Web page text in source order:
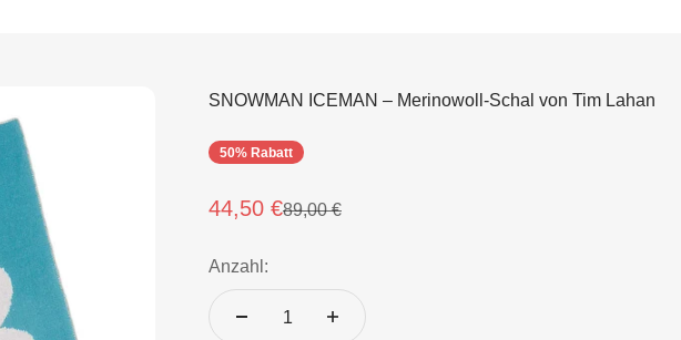
SNOWMAN ICEMAN – Merinowoll-Schal von Tim Lahan
50% Rabatt
Angebot
44,50 €Regulärer Preis
89,00 €
Anzahl: